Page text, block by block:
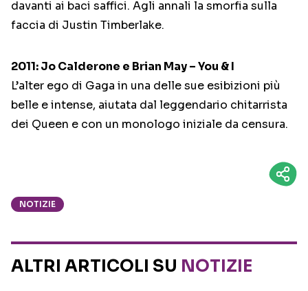
davanti ai baci saffici. Agli annali la smorfia sulla
faccia di Justin Timberlake.
2011: Jo Calderone e Brian May – You & I
L’alter ego di Gaga in una delle sue esibizioni più
belle e intense, aiutata dal leggendario chitarrista
dei Queen e con un monologo iniziale da censura.
NOTIZIE
ALTRI ARTICOLI SU NOTIZIE